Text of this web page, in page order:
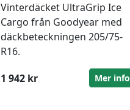
Vinterdäcket UltraGrip Ice
Cargo från Goodyear med
däckbeteckningen 205/75-
R16.
1 942 kr
Mer info